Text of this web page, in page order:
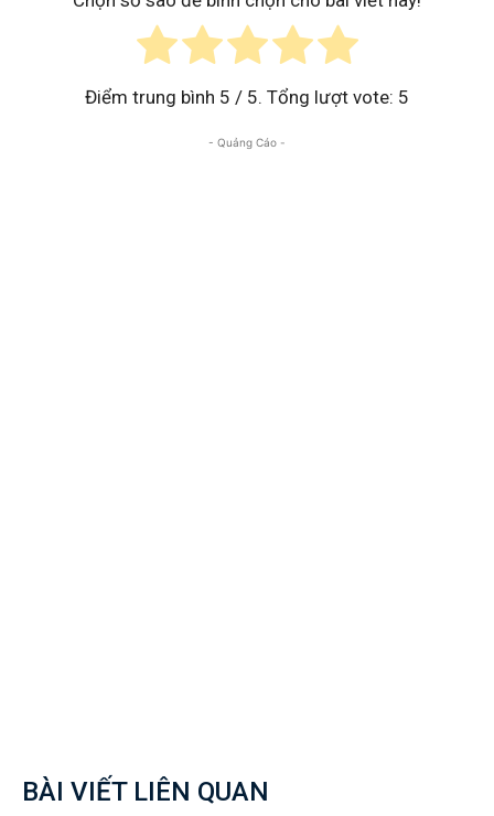
Điểm trung bình 5 / 5. Tổng lượt vote: 5
- Quảng Cáo -
BÀI VIẾT LIÊN QUAN